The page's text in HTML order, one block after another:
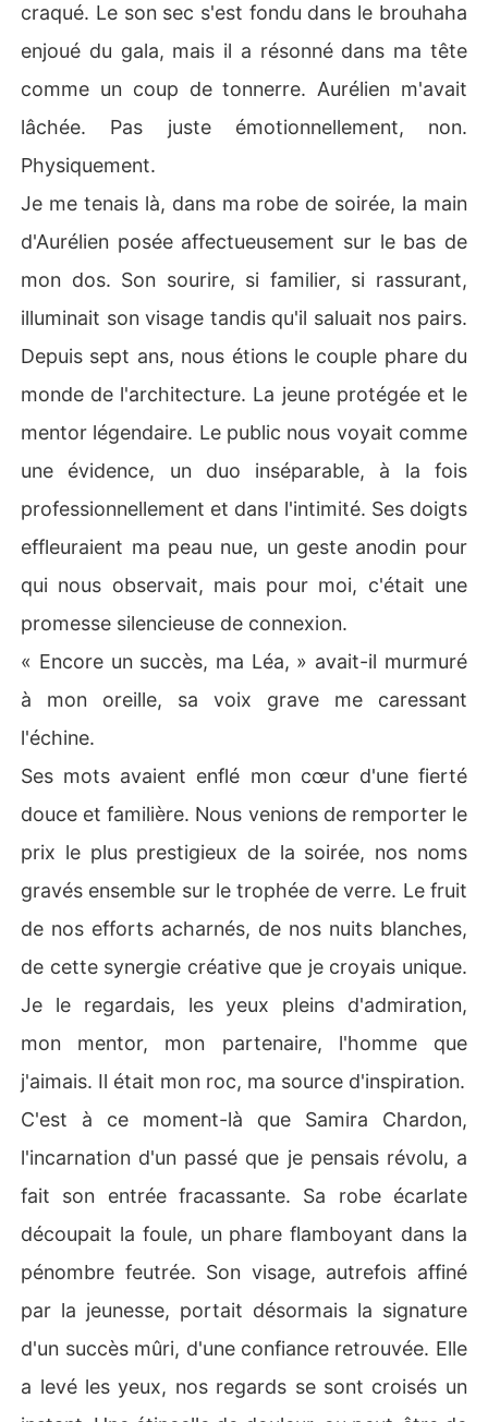
craqué. Le son sec s'est fondu dans le brouhaha
enjoué du gala, mais il a résonné dans ma tête
comme un coup de tonnerre. Aurélien m'avait
lâchée. Pas juste émotionnellement, non.
Physiquement.
Je me tenais là, dans ma robe de soirée, la main
d'Aurélien posée affectueusement sur le bas de
mon dos. Son sourire, si familier, si rassurant,
illuminait son visage tandis qu'il saluait nos pairs.
Depuis sept ans, nous étions le couple phare du
monde de l'architecture. La jeune protégée et le
mentor légendaire. Le public nous voyait comme
une évidence, un duo inséparable, à la fois
professionnellement et dans l'intimité. Ses doigts
effleuraient ma peau nue, un geste anodin pour
qui nous observait, mais pour moi, c'était une
promesse silencieuse de connexion.
« Encore un succès, ma Léa, » avait-il murmuré
à mon oreille, sa voix grave me caressant
l'échine.
Ses mots avaient enflé mon cœur d'une fierté
douce et familière. Nous venions de remporter le
prix le plus prestigieux de la soirée, nos noms
gravés ensemble sur le trophée de verre. Le fruit
de nos efforts acharnés, de nos nuits blanches,
de cette synergie créative que je croyais unique.
Je le regardais, les yeux pleins d'admiration,
mon mentor, mon partenaire, l'homme que
j'aimais. Il était mon roc, ma source d'inspiration.
C'est à ce moment-là que Samira Chardon,
l'incarnation d'un passé que je pensais révolu, a
fait son entrée fracassante. Sa robe écarlate
découpait la foule, un phare flamboyant dans la
pénombre feutrée. Son visage, autrefois affiné
par la jeunesse, portait désormais la signature
d'un succès mûri, d'une confiance retrouvée. Elle
a levé les yeux, nos regards se sont croisés un